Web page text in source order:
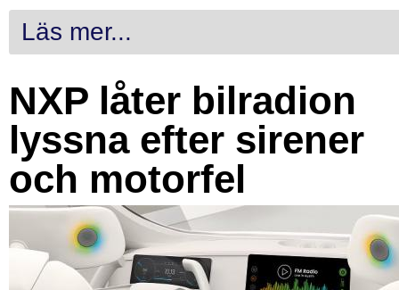
Läs mer...
NXP låter bilradion
lyssna efter sirener
och motorfel